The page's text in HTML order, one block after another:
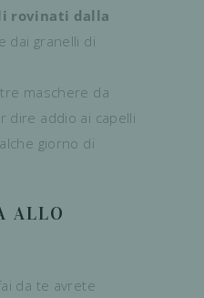
rovinati dalla
e dai granelli di
maschere da
dire addio ai capelli
giorno di
ALLO
da te avrete